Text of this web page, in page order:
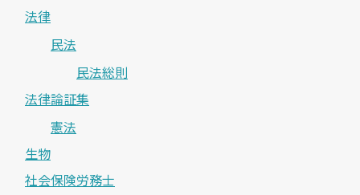
法律
民法
民法総則
法律論証集
憲法
生物
社会保険労務士